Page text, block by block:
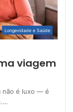
Longevidade e Saúde
viagem
não é luxo — é